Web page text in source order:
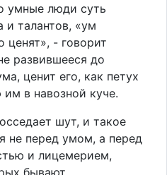
умные люди суть
и талантов, «ум
ценят», - говорит
развившееся до
ценит его, как петух
в навозной куче.
шут, и такое
не перед умом, а перед
и лицемерием,